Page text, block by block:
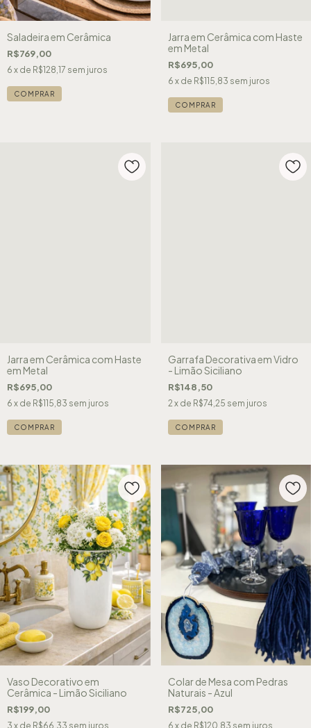
Saladeira em Cerâmica
R$769,00
6 x de R$128,17 sem juros
Jarra em Cerâmica com Haste
em Metal
R$695,00
6 x de R$115,83 sem juros
Jarra em Cerâmica com Haste
em Metal
R$695,00
6 x de R$115,83 sem juros
Garrafa Decorativa em Vidro
- Limão Siciliano
R$148,50
2 x de R$74,25 sem juros
Vaso Decorativo em
Cerâmica - Limão Siciliano
R$199,00
3 x de R$66,33 sem juros
Colar de Mesa com Pedras
Naturais - Azul
R$725,00
6 x de R$120,83 sem juros